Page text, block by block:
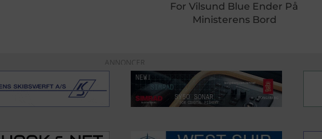
For Vilsund Blue Ender På
Ministerens Bord
ANNONCER